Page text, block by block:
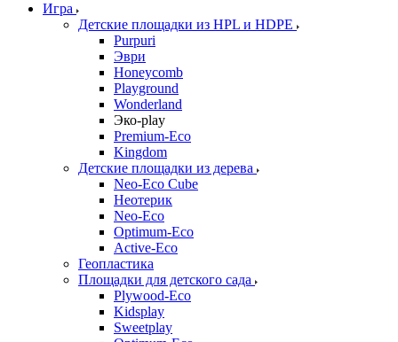
Игра
Детские площадки из HPL и HDPE
Purpuri
Эври
Honeycomb
Playground
Wonderland
Эко-play
Premium-Eco
Kingdom
Детские площадки из дерева
Neo-Eco Cube
Неотерик
Neo-Eco
Оptimum-Еco
Active-Eco
Геопластика
Площадки для детского сада
Plywood-Eco
Kidsplay
Sweetplay